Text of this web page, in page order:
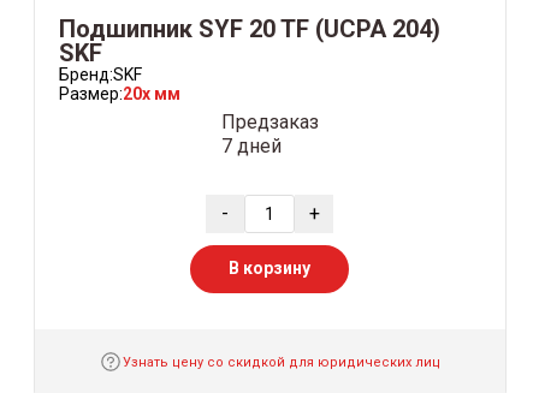
Подшипник SYF 20 TF (UCPA 204)
SKF
Бренд:SKF
Размер:20x мм
Предзаказ
7 дней
- +
В корзину
Узнать цену со скидкой для юридических лиц